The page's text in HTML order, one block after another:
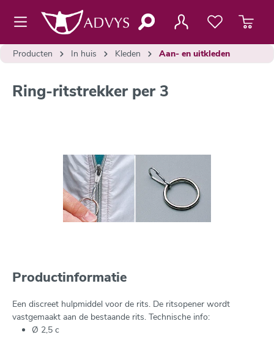
hoofdinhoud
Producten In huis Kleden Aan- en uitkleden
Ring-ritstrekker per 3
Productinformatie
Een discreet hulpmiddel voor de rits. De ritsopener wordt
vastgemaakt aan de bestaande rits. Technische info:
Ø 2,5 c